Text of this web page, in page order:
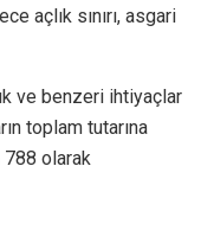
açlık sınırı, asgari
ve benzeri ihtiyaçlar
toplam tutarına
788 olarak